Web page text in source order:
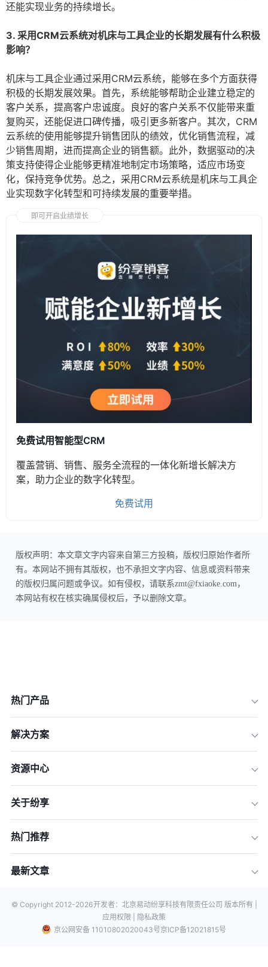
还能实现业务的持续增长。
3. 采用CRM云系统对机床与工具企业的长期发展有什么积极
影响？
机床与工具企业通过采用CRM云系统，能够在多个方面获得
积极的长期发展效果。首先，系统能够帮助企业建立稳定的
客户关系，提高客户忠诚度。良好的客户关系不仅能带来重
复购买，还能促进口碑传播，吸引更多新客户。其次，CRM
云系统的使用能够提升销售团队的绩效，优化销售流程，减
少销售周期，进而提高企业的销售额。此外，数据驱动的决
策支持使得企业能够更精准地制定市场策略，适应市场变
化，保持竞争优势。总之，采用CRM云系统是机床与工具企
业实现数字化转型和可持续发展的重要举措。
即可开启业绩增长
免费试用智能型CRM
覆盖营销、销售、服务全流程的一体化新增长解决方
案，助力企业的数字化转型。
免费试用
版权声明：本文章文字内容来自第三方投稿，版权归原始作者所
有。本网站不拥有其版权，也不承担文字内容、信息或资料带来
的版权归属问题或争议。如有侵权，请联系zmt@fxiaoke.com，
本网站有权在核实确属侵权后，予以删除文章。
热门产品
解决方案
资源中心
关于纷享
热门推荐
最新文章
© Copyright 2012-2026开发者：北京易动纷享科技有限责任公司 版本所有 |
应用权限 |
隐私政策
京公网安备 11010802020043号京ICP备12021815号